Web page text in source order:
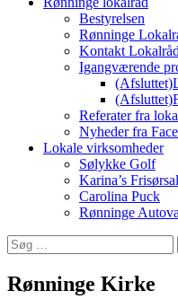
Bestyrelsen
Rønninge
Kontakt
Igangværende
Referater fra
Nyheder fra
Lokale virksomheder
Sølykke Golf
Karina’s
Carolina Puck
Rønninge
Søg
efter:
Rønninge Kirke